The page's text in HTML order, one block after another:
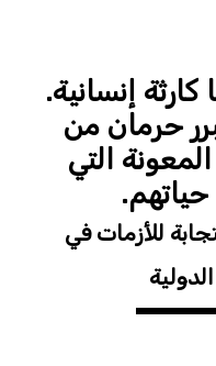
إنسانية.
حرمان من
التي
للأزمات في